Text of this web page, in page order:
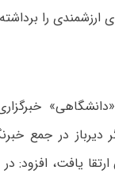
ارزشمندی را
یافت، افزود: